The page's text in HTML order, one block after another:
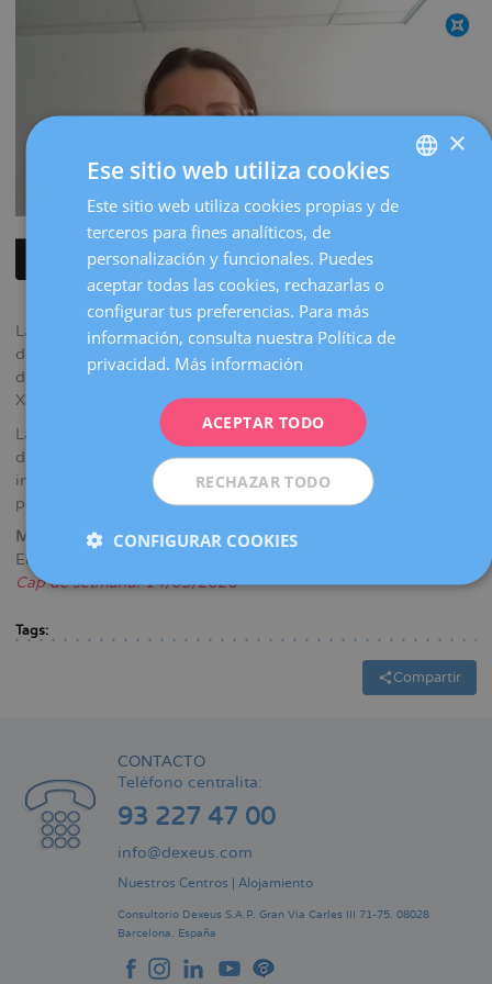
La Dra. Núria Barbany Freixaespecialista en endometriosis
de Dexeus Mujer, ha explicado cómo esta patología afecta 1
de cada 10 mujeres al programa Notícies en Xarxa de La
Xarxa.
La doctora ha abordado los principales retos en el
diagnóstico, la cirugía y el tratamiento del dolor. Durante su
intervención ha puesto en valor los adelantos científicos que
permiten mejorar la atención y preservar la fertilidad.
Medio: La Xarxa
Enlace informativos: (MIN 16)
Cap de setmana. 14/03/2026
Tags:
Compartir
CONTACTO
Teléfono centralita:
93 227 47 00
info@dexeus.com
Nuestros Centros Alojamiento
Consultorio Dexeus S.A.P. Gran Via Carles III 71-75. 08028
Barcelona. España
SPANISH
×
Ese sitio web utiliza cookies
Este sitio web utiliza cookies propias y de
terceros para fines analíticos, de
personalización y funcionales. Puedes
aceptar todas las cookies, rechazarlas o
configurar tus preferencias. Para más
información, consulta nuestra Política de
privacidad. Más información
ACEPTAR TODO
RECHAZAR TODO
CONFIGURAR COOKIES